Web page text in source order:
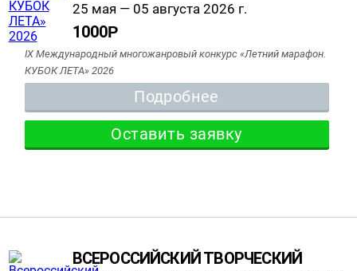
25 мая — 05 августа 2026 г.
1000Р
IX Международный многожанровый конкурс «Летний марафон.
КУБОК ЛЕТА» 2026
Подробнее
Оставить заявку
ВСЕРОССИЙСКИЙ ТВОРЧЕСКИЙ